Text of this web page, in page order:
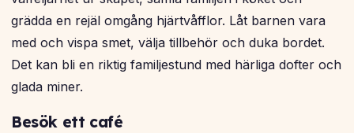
grädda en rejäl omgång hjärtvåfflor. Låt barnen vara
med och vispa smet, välja tillbehör och duka bordet.
Det kan bli en riktig familjestund med härliga dofter och
glada miner.
Besök ett café